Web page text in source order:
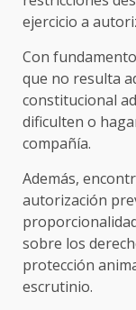
ejercicio a
Con
que no resulta
constitucional
dificulten o
compañía.
Además,
autorización
sobre los
protección
escrutinio.